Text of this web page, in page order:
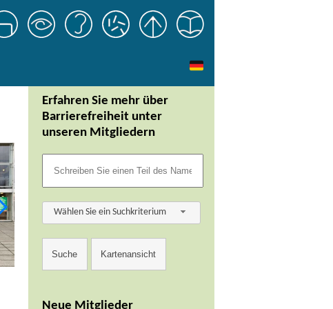
Erfahren Sie mehr über
Barrierefreiheit unter
unseren Mitgliedern
Wählen Sie ein Suchkriterium
Neue Mitglieder